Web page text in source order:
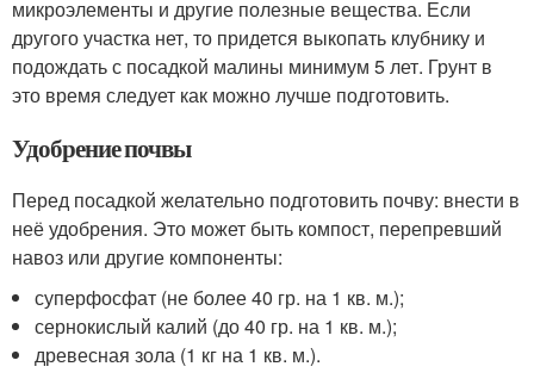
микроэлементы и другие полезные вещества. Если
другого участка нет, то придется выкопать клубнику и
подождать с посадкой малины минимум 5 лет. Грунт в
это время следует как можно лучше подготовить.
Удобрение почвы
Перед посадкой желательно подготовить почву: внести в
неё удобрения. Это может быть компост, перепревший
навоз или другие компоненты:
суперфосфат (не более 40 гр. на 1 кв. м.);
сернокислый калий (до 40 гр. на 1 кв. м.);
древесная зола (1 кг на 1 кв. м.).